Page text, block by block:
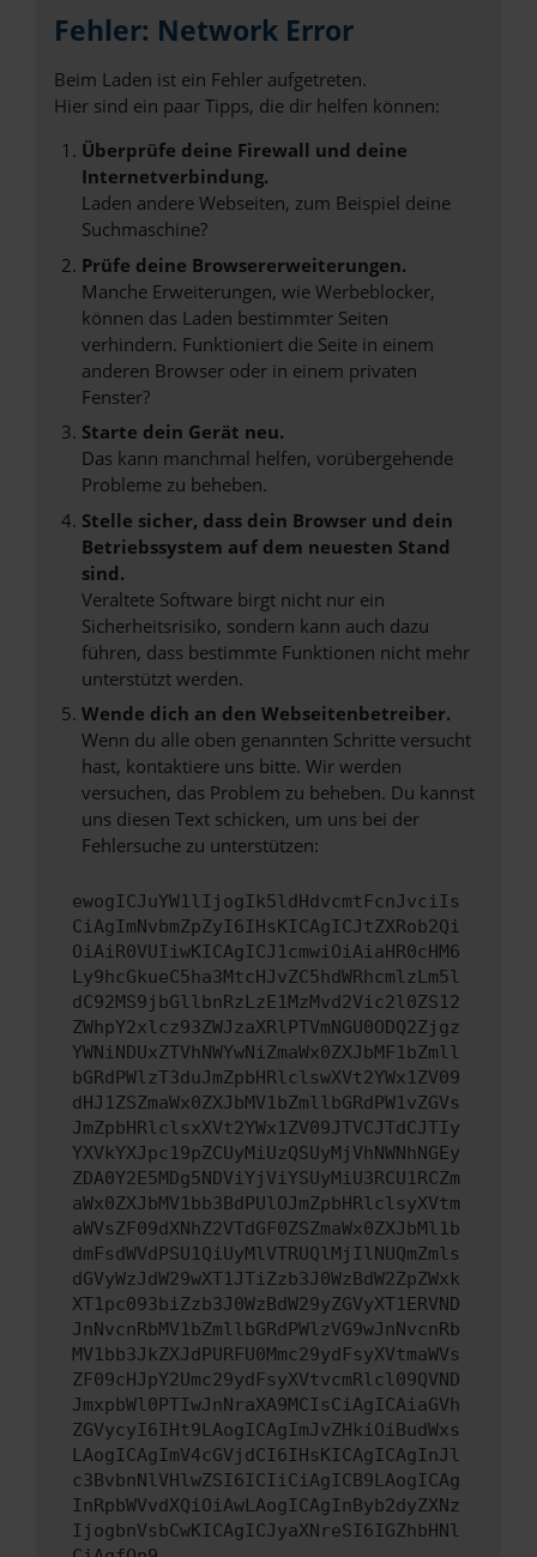
Fehler: Network Error
Beim Laden ist ein Fehler aufgetreten.
Hier sind ein paar Tipps, die dir helfen können:
Überprüfe deine Firewall und deine
Internetverbindung.
Laden andere Webseiten, zum Beispiel deine
Suchmaschine?
Prüfe deine Browsererweiterungen.
Manche Erweiterungen, wie Werbeblocker,
können das Laden bestimmter Seiten
verhindern. Funktioniert die Seite in einem
anderen Browser oder in einem privaten
Fenster?
Starte dein Gerät neu.
Das kann manchmal helfen, vorübergehende
Probleme zu beheben.
Stelle sicher, dass dein Browser und dein
Betriebssystem auf dem neuesten Stand
sind.
Veraltete Software birgt nicht nur ein
Sicherheitsrisiko, sondern kann auch dazu
führen, dass bestimmte Funktionen nicht mehr
unterstützt werden.
Wende dich an den Webseitenbetreiber.
Wenn du alle oben genannten Schritte versucht
hast, kontaktiere uns bitte. Wir werden
versuchen, das Problem zu beheben. Du kannst
uns diesen Text schicken, um uns bei der
Fehlersuche zu unterstützen:
ewogICJuYW1lIjogIk5ldHdvcmtFcnJvciIs
CiAgImNvbmZpZyI6IHsKICAgICJtZXRob2Qi
OiAiR0VUIiwKICAgICJ1cmwiOiAiaHR0cHM6
Ly9hcGkueC5ha3MtcHJvZC5hdWRhcmlzLm5l
dC92MS9jbGllbnRzLzE1MzMvd2Vic2l0ZS12
ZWhpY2xlcz93ZWJzaXRlPTVmNGU0ODQ2Zjgz
YWNiNDUxZTVhNWYwNiZmaWx0ZXJbMF1bZmll
bGRdPWlzT3duJmZpbHRlclswXVt2YWx1ZV09
dHJ1ZSZmaWx0ZXJbMV1bZmllbGRdPW1vZGVs
JmZpbHRlclsxXVt2YWx1ZV09JTVCJTdCJTIy
YXVkYXJpc19pZCUyMiUzQSUyMjVhNWNhNGEy
ZDA0Y2E5MDg5NDViYjViYSUyMiU3RCU1RCZm
aWx0ZXJbMV1bb3BdPUlOJmZpbHRlclsyXVtm
aWVsZF09dXNhZ2VTdGF0ZSZmaWx0ZXJbMl1b
dmFsdWVdPSU1QiUyMlVTRUQlMjIlNUQmZmls
dGVyWzJdW29wXT1JTiZzb3J0WzBdW2ZpZWxk
XT1pc093biZzb3J0WzBdW29yZGVyXT1ERVND
JnNvcnRbMV1bZmllbGRdPWlzVG9wJnNvcnRb
MV1bb3JkZXJdPURFU0Mmc29ydFsyXVtmaWVs
ZF09cHJpY2Umc29ydFsyXVtvcmRlcl09QVND
JmxpbWl0PTIwJnNraXA9MCIsCiAgICAiaGVh
ZGVycyI6IHt9LAogICAgImJvZHkiOiBudWxs
LAogICAgImV4cGVjdCI6IHsKICAgICAgInJl
c3BvbnNlVHlwZSI6ICIiCiAgICB9LAogICAg
InRpbWVvdXQiOiAwLAogICAgInByb2dyZXNz
IjogbnVsbCwKICAgICJyaXNreSI6IGZhbHNl